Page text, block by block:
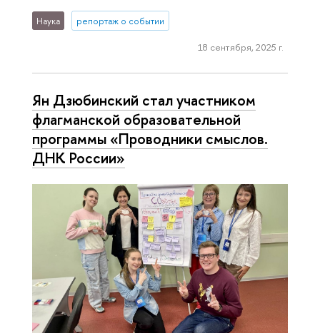
Наука репортаж о событии
18 сентября, 2025 г.
Ян Дзюбинский стал участником
флагманской образовательной
программы «Проводники смыслов.
ДНК России»